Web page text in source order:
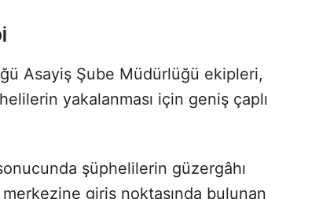
Asayiş Şube Müdürlüğü ekipleri,
yakalanması için geniş çaplı
şüphelilerin güzergâhı
giriş noktasında bulunan